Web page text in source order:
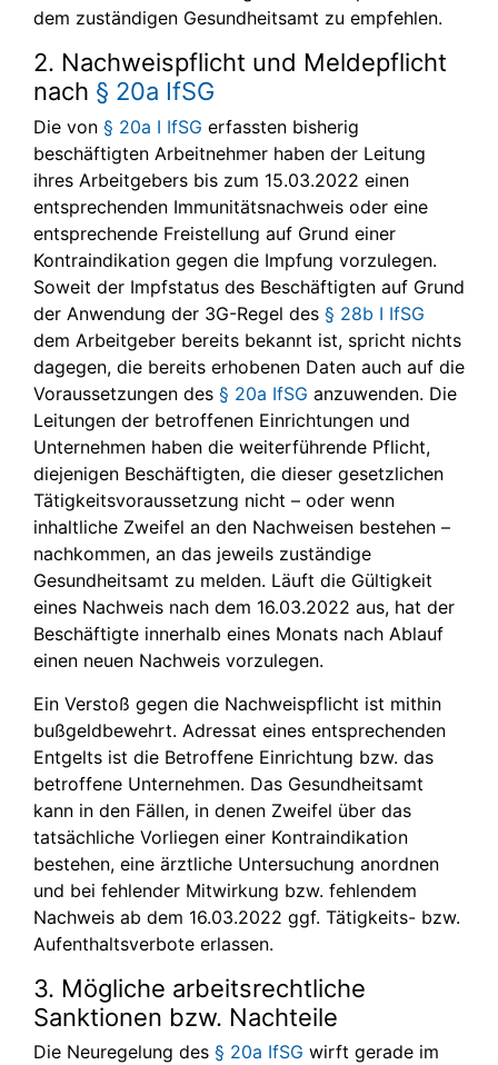
dem zuständigen Gesundheitsamt zu empfehlen.
2. Nachweispflicht und Meldepflicht
nach § 20a IfSG
Die von § 20a I IfSG erfassten bisherig
beschäftigten Arbeitnehmer haben der Leitung
ihres Arbeitgebers bis zum 15.03.2022 einen
entsprechenden Immunitätsnachweis oder eine
entsprechende Freistellung auf Grund einer
Kontraindikation gegen die Impfung vorzulegen.
Soweit der Impfstatus des Beschäftigten auf Grund
der Anwendung der 3G-Regel des § 28b I IfSG
dem Arbeitgeber bereits bekannt ist, spricht nichts
dagegen, die bereits erhobenen Daten auch auf die
Voraussetzungen des § 20a IfSG anzuwenden. Die
Leitungen der betroffenen Einrichtungen und
Unternehmen haben die weiterführende Pflicht,
diejenigen Beschäftigten, die dieser gesetzlichen
Tätigkeitsvoraussetzung nicht – oder wenn
inhaltliche Zweifel an den Nachweisen bestehen –
nachkommen, an das jeweils zuständige
Gesundheitsamt zu melden. Läuft die Gültigkeit
eines Nachweis nach dem 16.03.2022 aus, hat der
Beschäftigte innerhalb eines Monats nach Ablauf
einen neuen Nachweis vorzulegen.
Ein Verstoß gegen die Nachweispflicht ist mithin
bußgeldbewehrt. Adressat eines entsprechenden
Entgelts ist die Betroffene Einrichtung bzw. das
betroffene Unternehmen. Das Gesundheitsamt
kann in den Fällen, in denen Zweifel über das
tatsächliche Vorliegen einer Kontraindikation
bestehen, eine ärztliche Untersuchung anordnen
und bei fehlender Mitwirkung bzw. fehlendem
Nachweis ab dem 16.03.2022 ggf. Tätigkeits- bzw.
Aufenthaltsverbote erlassen.
3. Mögliche arbeitsrechtliche
Sanktionen bzw. Nachteile
Die Neuregelung des § 20a IfSG wirft gerade im